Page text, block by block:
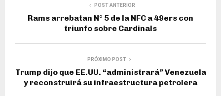
POST ANTERIOR
Rams arrebatan N° 5 de la NFC a 49ers con
triunfo sobre Cardinals
PRÓXIMO POST
Trump dijo que EE.UU. “administrará” Venezuela
y reconstruirá su infraestructura petrolera